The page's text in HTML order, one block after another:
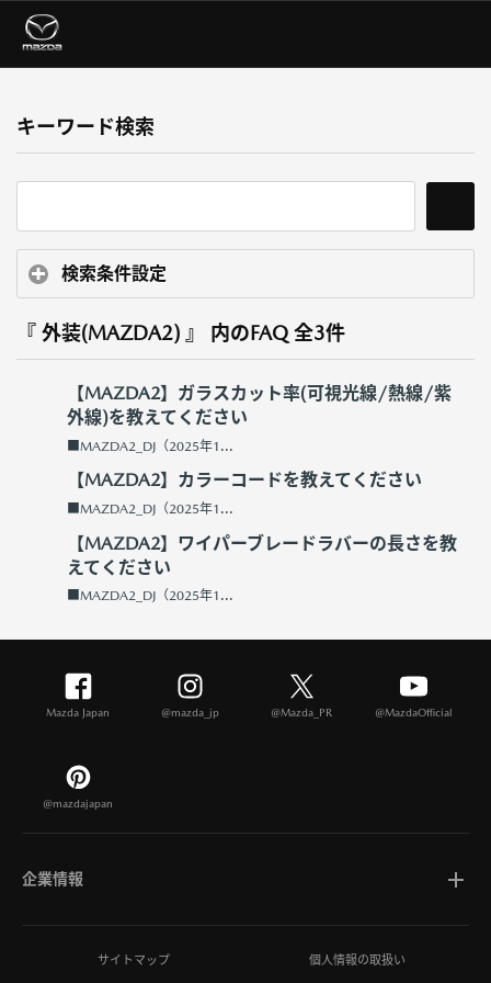
キーワード検索
検索条件設定
『 外装(MAZDA2) 』 内のFAQ 全3件
【MAZDA2】ガラスカット率(可視光線/熱線/紫
外線)を教えてください
■MAZDA2_DJ（2025年1...
【MAZDA2】カラーコードを教えてください
■MAZDA2_DJ（2025年1...
【MAZDA2】ワイパーブレードラバーの長さを教
えてください
■MAZDA2_DJ（2025年1...
Mazda Japan @mazda_jp @Mazda_PR @MazdaOfficial
@mazdajapan
企業情報
マツダについてサイトマップ 個人情報の取扱い